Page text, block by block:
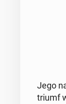
Jego
triumf